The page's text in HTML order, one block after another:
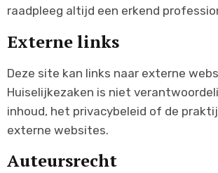
raadpleeg altijd een erkend
Externe links
Deze site kan links naar externe
Huiselijkezaken is niet
inhoud, het privacybeleid of de
externe websites.
Auteursrecht